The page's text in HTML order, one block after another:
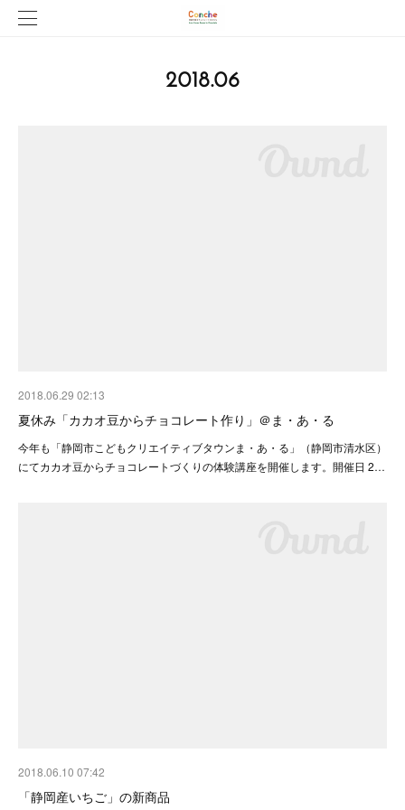
2018.06
2018.06.29 02:13
夏休み「カカオ豆からチョコレート作り」＠ま・あ・る
今年も「静岡市こどもクリエイティブタウンま・あ・る」（静岡市清水区）
にてカカオ豆からチョコレートづくりの体験講座を開催します。開催日 2…
2018.06.10 07:42
「静岡産いちご」の新商品